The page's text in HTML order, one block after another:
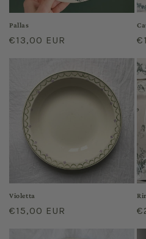
Pallas
Regular
€13,00 EUR
Violetta
Regular
€15,00 EUR